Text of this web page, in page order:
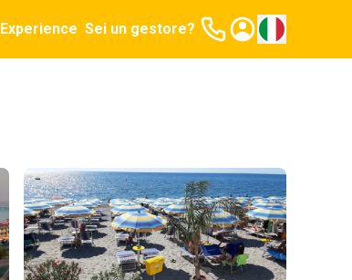
Experience Sei un gestore?